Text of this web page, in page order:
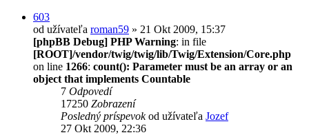
603
od užívateľa roman59 » 21 Okt 2009, 15:37
[phpBB Debug] PHP Warning: in file
[ROOT]/vendor/twig/twig/lib/Twig/Extension/Core.php
on line 1266: count(): Parameter must be an array or an
object that implements Countable
7 Odpovedí
17250 Zobrazení
Posledný príspevokod užívateľa Jozef
27 Okt 2009, 22:36